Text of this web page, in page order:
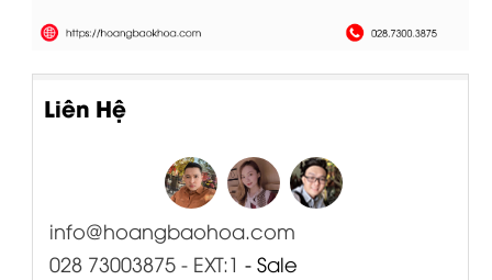
Liên Hệ
info@hoangbaohoa.com
028 73003875 - EXT:1 - Sale